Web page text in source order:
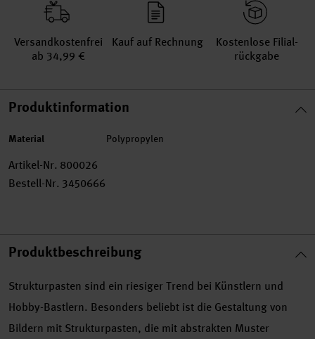
Versand­kosten­frei
ab 34,99 €
Kauf auf Rechnung
Kosten­lose Filial­
rückgabe
Produktinformation
Material Polypropylen
Artikel-Nr. 800026
Bestell-Nr. 3450666
Produktbeschreibung
Strukturpasten sind ein riesiger Trend bei Künstlern und
Hobby-Bastlern. Besonders beliebt ist die Gestaltung von
Bildern mit Strukturpasten, die mit abstrakten Muster